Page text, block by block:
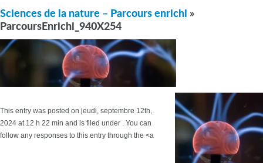
Sciences de la nature – Parcours enrichi »
ParcoursEnrichi_940X254
This entry was posted on jeudi, septembre 12th,
2024 at 12 h 22 min and is filed under . You can
follow any responses to this entry through the <a